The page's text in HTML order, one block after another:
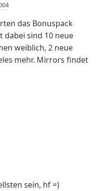
das Bonuspack
sind 10 neue
weiblich, 2 neue
mehr. Mirrors findet
sein, hf =)